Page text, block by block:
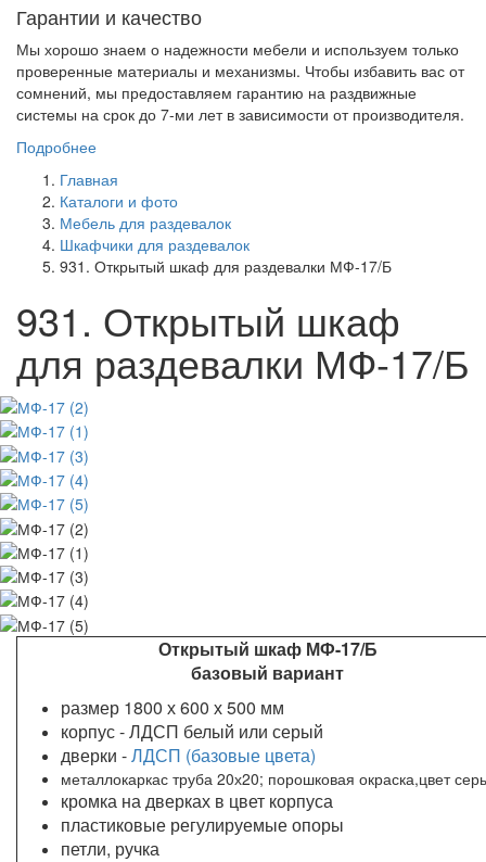
Гарантии и качество
Мы хорошо знаем о надежности мебели и используем только
проверенные материалы и механизмы. Чтобы избавить вас от
сомнений, мы предоставляем гарантию на раздвижные
системы на срок до 7-ми лет в зависимости от производителя.
Подробнее
Главная
Каталоги и фото
Мебель для раздевалок
Шкафчики для раздевалок
931. Открытый шкаф для раздевалки МФ-17/Б
931. Открытый шкаф
для раздевалки МФ-17/Б
Открытый шкаф МФ-17/Б
базовый вариант
размер 1800 х 600 х 500 мм
корпус - ЛДСП белый или серый
дверки -ЛДСП (базовые цвета)
металлокаркас труба 20х20; порошковая окраска,цвет
кромка на дверках в цвет корпуса
пластиковые регулируемые опоры
петли, ручка